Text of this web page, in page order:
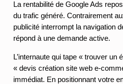
La rentabilité de Google Ads
du trafic généré. Contrairement
publicité interrompt la navigation
répond à une demande active.
L’internaute qui tape « trouver un
« devis création site web e-
immédiat. En positionnant votre